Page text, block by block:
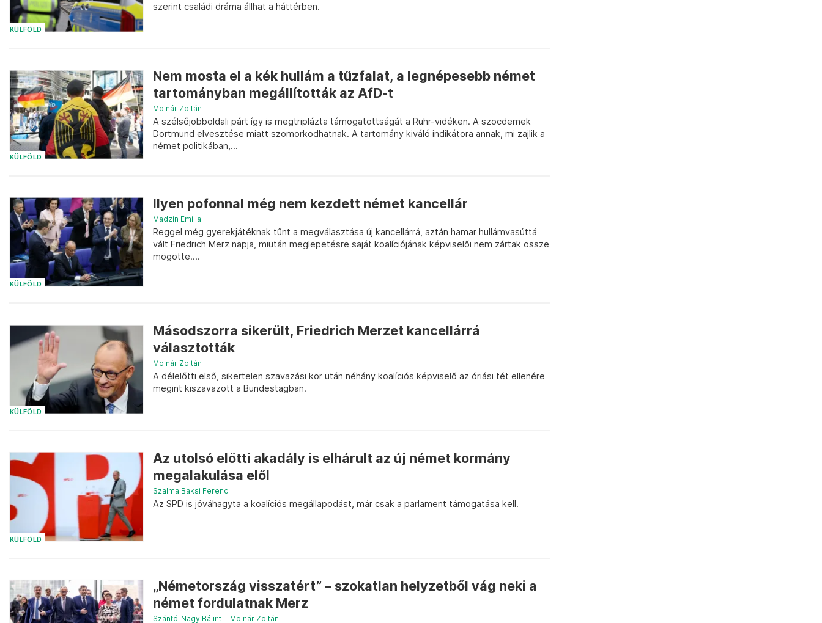
KÜLFÖLD
szerint családi dráma állhat a háttérben.
KÜLFÖLD
Nem mosta el a kék hullám a tűzfalat, a legnépesebb német
tartományban megállították az AfD-t
Molnár Zoltán
A szélsőjobboldali párt így is megtriplázta támogatottságát a Ruhr-vidéken. A szocdemek
Dortmund elvesztése miatt szomorkodhatnak. A tartomány kiváló indikátora annak, mi zajlik a
német politikában,...
KÜLFÖLD
Ilyen pofonnal még nem kezdett német kancellár
Madzin Emília
Reggel még gyerekjátéknak tűnt a megválasztása új kancellárrá, aztán hamar hullámvasúttá
vált Friedrich Merz napja, miután meglepetésre saját koalíciójának képviselői nem zártak össze
mögötte....
KÜLFÖLD
Másodszorra sikerült, Friedrich Merzet kancellárrá
választották
Molnár Zoltán
A délelőtti első, sikertelen szavazási kör után néhány koalíciós képviselő az óriási tét ellenére
megint kiszavazott a Bundestagban.
KÜLFÖLD
Az utolsó előtti akadály is elhárult az új német kormány
megalakulása elől
Szalma Baksi Ferenc
Az SPD is jóváhagyta a koalíciós megállapodást, már csak a parlament támogatása kell.
„Németország visszatért” – szokatlan helyzetből vág neki a
német fordulatnak Merz
Szántó-Nagy Bálint – Molnár Zoltán